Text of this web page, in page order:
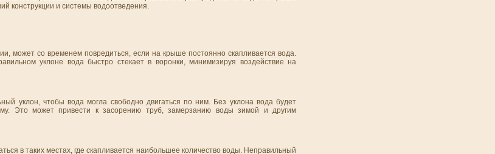
конструкции и системы водоотведения.
может со временем повредиться, если на крыше постоянно скапливается вода.
уклоне вода быстро стекает в воронки, минимизируя воздействие на
уклон, чтобы вода могла свободно двигаться по ним. Без уклона вода будет
Это может привести к засорению труб, замерзанию воды зимой и другим
в таких местах, где скапливается наибольшее количество воды. Неправильный